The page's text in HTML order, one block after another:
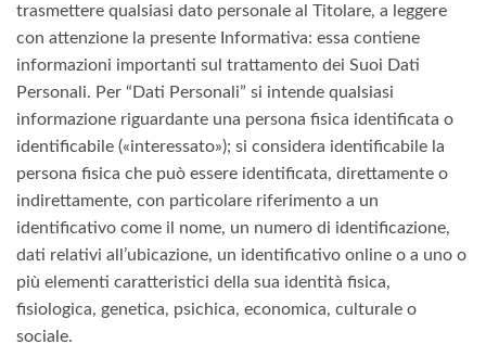
trasmettere qualsiasi dato personale al Titolare, a leggere
con attenzione la presente Informativa: essa contiene
informazioni importanti sul trattamento dei Suoi Dati
Personali. Per “Dati Personali” si intende qualsiasi
informazione riguardante una persona fisica identificata o
identificabile («interessato»); si considera identificabile la
persona fisica che può essere identificata, direttamente o
indirettamente, con particolare riferimento a un
identificativo come il nome, un numero di identificazione,
dati relativi all’ubicazione, un identificativo online o a uno o
più elementi caratteristici della sua identità fisica,
fisiologica, genetica, psichica, economica, culturale o
sociale.